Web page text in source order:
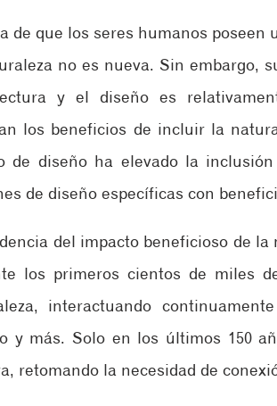
de que los seres humanos
no es nueva. Sin embargo,
y el diseño es
los beneficios de incluir la
de diseño ha elevado la
de diseño específicas con
del impacto beneficioso de
los primeros cientos de miles
interactuando
y más. Solo en los últimos 150
retomando la necesidad de